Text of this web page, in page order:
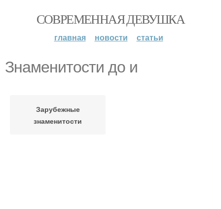
СОВРЕМЕННАЯ ДЕВУШКА
главная новости статьи
Знаменитости до и
Зарубежные
знаменитости